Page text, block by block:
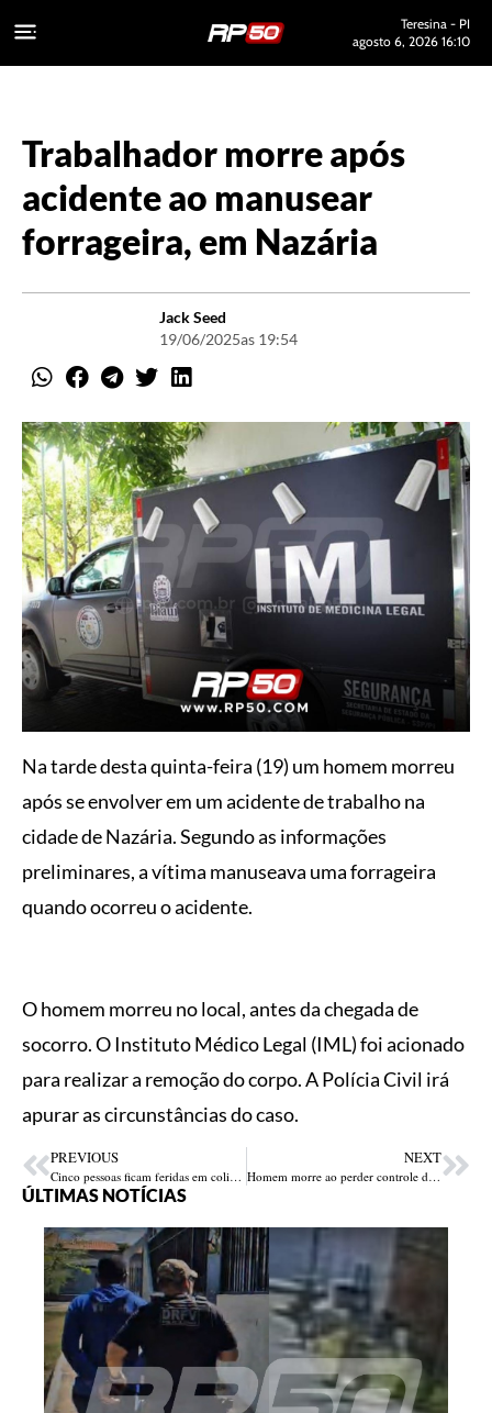
Teresina - PI
agosto 6, 2026 16:10
Trabalhador morre após
acidente ao manusear
forrageira, em Nazária
Jack Seed
19/06/2025as 19:54
Na tarde desta quinta-feira (19) um homem morreu
após se envolver em um acidente de trabalho na
cidade de Nazária. Segundo as informações
preliminares, a vítima manuseava uma forrageira
quando ocorreu o acidente.
O homem morreu no local, antes da chegada de
socorro. O Instituto Médico Legal (IML) foi acionado
para realizar a remoção do corpo. A Polícia Civil irá
apurar as circunstâncias do caso.
PREVIOUS
Cinco pessoas ficam feridas em colisão entre motocicletas na NR-316, em Teresina
NEXT
Homem morre ao perder controle de motocicleta e colidir contra caçamba na BR-343, em Altos
ÚLTIMAS NOTÍCIAS